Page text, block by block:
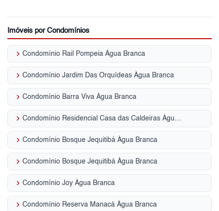
Imóveis por Condomínios
keyboard_arrow_right Condomínio Rail Pompeia Água Branca
keyboard_arrow_right Condomínio Jardim Das Orquídeas Água Branca
keyboard_arrow_right Condomínio Barra Viva Água Branca
keyboard_arrow_right Condomínio Residencial Casa das Caldeiras Água Branca
keyboard_arrow_right Condomínio Bosque Jequitibá Água Branca
keyboard_arrow_right Condomínio Bosque Jequitibá Água Branca
keyboard_arrow_right Condomínio Joy Água Branca
keyboard_arrow_right Condomínio Reserva Manacá Água Branca